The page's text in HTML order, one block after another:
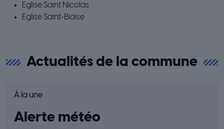
Eglise Saint Nicolas
Eglise Saint-Blaise
Actualités de la commune
À la une
Alerte météo